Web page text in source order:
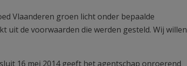
Vlaanderen groen licht onder bepaalde
uit de voorwaarden die werden gesteld. Wij willen
16 mei 2014 geeft het agentschap onroerend